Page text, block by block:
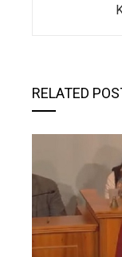
RELATED